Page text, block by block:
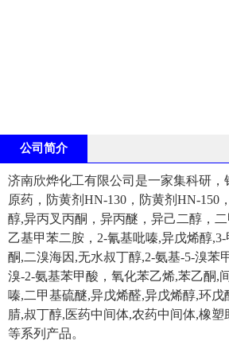
公司简介
济南欣烨化工有限公司是一家集科研，
原药，防黄剂HN-130，防黄剂HN-150
醇,异丙叉丙酮，异丙醚，异己二醇，
乙基甲苯二胺，2-氰基吡嗪,异戊烯醇
酮,二溴海因,无水叔丁醇,2-氨基-5-溴苯
溴-2-氨基苯甲酸，氧化苯乙烯,苯乙酮,
嗪,二甲基硫醚,异戊烯醛,异戊烯醇,环
腈,叔丁醇,医药中间体,农药中间体,橡
等系列产品。